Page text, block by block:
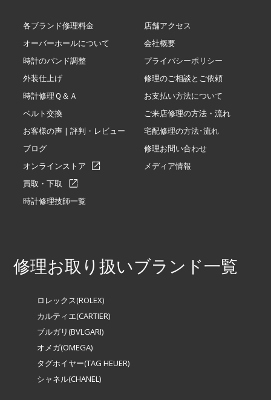
各ブランド修理料金
オーバーホールについて
時計のバンド調整
外装仕上げ
時計修理Ｑ＆Ａ
ベルト交換
お客様の声 | 評判・レビュー
ブログ
オンラインストア
買取・下取
時計修理技師一覧
店舗アクセス
会社概要
プライバシーポリシー
修理のご相談とご依頼
お支払い方法について
ご来店修理の方法・流れ
宅配修理の方法･流れ
修理お問い合わせ
メディア情報
修理お取り扱いブランド一覧
ロレックス(ROLEX)
カルティエ(CARTIER)
ブルガリ(BVLGARI)
オメガ(OMEGA)
タグホイヤー(TAG HEUER)
シャネル(CHANEL)